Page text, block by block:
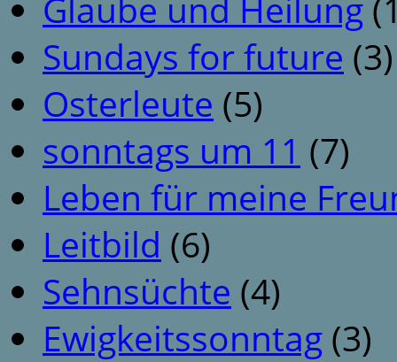
Sundays for future (3)
Osterleute (5)
sonntags um 11 (7)
Leben für meine
Leitbild (6)
Sehnsüchte (4)
Ewigkeitssonntag (3)